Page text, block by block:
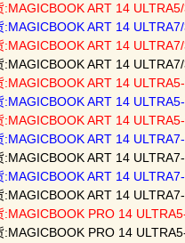
:MAGICBOOK ART 14
:MAGICBOOK ART 14
:MAGICBOOK ART 14
:MAGICBOOK ART 14
:MAGICBOOK ART 14
:MAGICBOOK ART 14
:MAGICBOOK ART 14
:MAGICBOOK ART 14
:MAGICBOOK ART 14
:MAGICBOOK ART 14
:MAGICBOOK ART 14
:MAGICBOOK PRO 14
:MAGICBOOK PRO 14